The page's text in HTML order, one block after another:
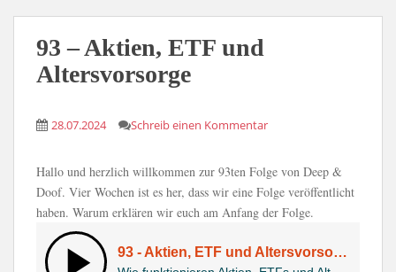
93 – Aktien, ETF und
Altersvorsorge
28.07.2024 Schreib einen Kommentar
Hallo und herzlich willkommen zur 93ten Folge von Deep &
Doof. Vier Wochen ist es her, dass wir eine Folge veröffentlicht
haben. Warum erklären wir euch am Anfang der Folge.